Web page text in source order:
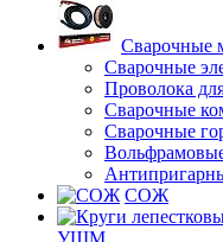
Сварочные
Сварочные
Проволока
Сварочные
Сварочные
СОЖ
УШМ